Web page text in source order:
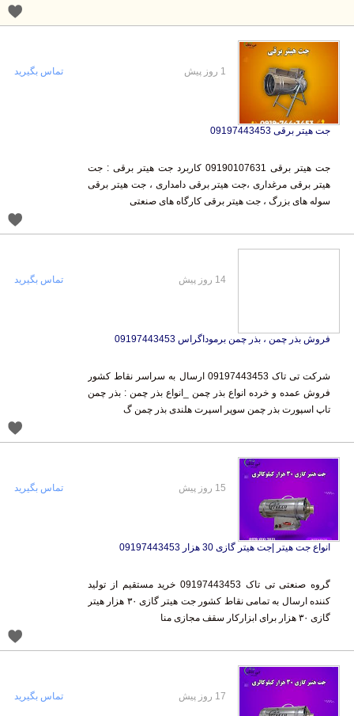
جت هیتر برقی 09197443453
جت هیتر برقی 09190107631 کاربرد جت هیتر برقی : جت
هیتر برقی مرغداری ،جت هیتر برقی دامداری ، جت هیتر برقی
سوله های بزرگ ، جت هیتر برقی کارگاه های صنعتی
تماس بگیرید
فروش بذر چمن ، بذر چمن برموداگراس 09197443453
شرکت تی تاک 09197443453 ارسال به سراسر نقاط کشور
فروش عمده و خرده انواع بذر چمن _انواع بذر چمن : بذر چمن
تاپ اسپورت بذر چمن سوپر اسپرت هلندی بذر چمن گ
14 روز پیش تماس بگیرید
انواع جت هیتر |جت هیتر گازی 30 هزار 09197443453
گروه صنعتی تی تاک 09197443453 خرید مستقیم از تولید
کننده ارسال به تمامی نقاط کشور جت هیتر گازی ۳۰ هزار هیتر
گازی ۳۰ هزار برای ابزارکار سقف مجازی منا
15 روز پیش تماس بگیرید
17 روز پیش تماس بگیرید